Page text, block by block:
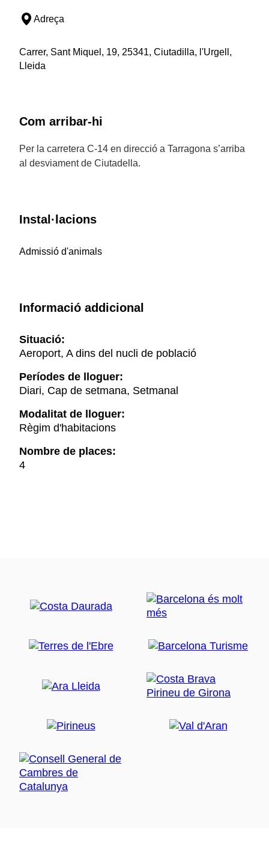
Adreça
Carrer, Sant Miquel, 19, 25341, Ciutadilla, l'Urgell,
Lleida
Com arribar-hi
Per la carretera C-14 en direcció a Tarragona s’arriba
al desviament de Ciutadella.
Instal·lacions
Admissió d'animals
Informació addicional
Situació:
Aeroport, A dins del nucli de població
Períodes de lloguer:
Diari, Cap de setmana, Setmanal
Modalitat de lloguer:
Règim d'habitacions
Nombre de places:
4